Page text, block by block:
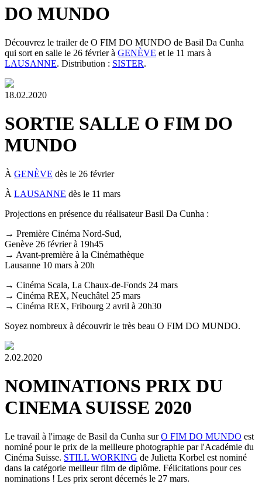
DO MUNDO
Découvrez le trailer de O FIM DO MUNDO de Basil Da Cunha
qui sort en salle le 26 février à GENÈVE et le 11 mars à
LAUSANNE. Distribution : SISTER.
18.02.2020
SORTIE SALLE O FIM DO
MUNDO
À GENÈVE dès le 26 février
À LAUSANNE dès le 11 mars
Projections en présence du réalisateur Basil Da Cunha :
→ Première Cinéma Nord-Sud,
Genève 26 février à 19h45
→ Avant-première à la Cinémathèque
Lausanne 10 mars à 20h
→ Cinéma Scala, La Chaux-de-Fonds 24 mars
→ Cinéma REX, Neuchâtel 25 mars
→ Cinéma REX, Fribourg 2 avril à 20h30
Soyez nombreux à découvrir le très beau O FIM DO MUNDO.
2.02.2020
NOMINATIONS PRIX DU
CINEMA SUISSE 2020
Le travail à l'image de Basil da Cunha surO FIM DO MUNDO est
nominé pour le prix de la meilleure photographie par l'Académie du
Cinéma Suisse. STILL WORKING de Julietta Korbel est nominé
dans la catégorie meilleur film de diplôme. Félicitations pour ces
nominations ! Les prix seront décernés le 27 mars.